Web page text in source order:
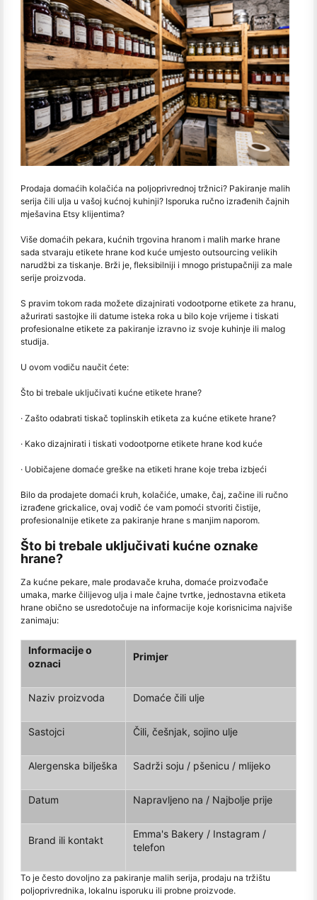
Prodaja domaćih kolačića na poljoprivrednoj tržnici? Pakiranje malih
serija čili ulja u vašoj kućnoj kuhinji? Isporuka ručno izrađenih čajnih
mješavina Etsy klijentima?
Više domaćih pekara, kućnih trgovina hranom i malih marke hrane
sada stvaraju etikete hrane kod kuće umjesto outsourcing velikih
narudžbi za tiskanje. Brži je, fleksibilniji i mnogo pristupačniji za male
serije proizvoda.
S pravim tokom rada možete dizajnirati vodootporne etikete za hranu,
ažurirati sastojke ili datume isteka roka u bilo koje vrijeme i tiskati
profesionalne etikete za pakiranje izravno iz svoje kuhinje ili malog
studija.
U ovom vodiču naučit ćete:
Što bi trebale uključivati kućne etikete hrane?
· Zašto odabrati tiskač toplinskih etiketa za kućne etikete hrane?
· Kako dizajnirati i tiskati vodootporne etikete hrane kod kuće
· Uobičajene domaće greške na etiketi hrane koje treba izbjeći
Bilo da prodajete domaći kruh, kolačiće, umake, čaj, začine ili ručno
izrađene grickalice, ovaj vodič će vam pomoći stvoriti čistije,
profesionalnije etikete za pakiranje hrane s manjim naporom.
Što bi trebale uključivati kućne oznake
hrane?
Za kućne pekare, male prodavače kruha, domaće proizvođače
umaka, marke čilijevog ulja i male čajne tvrtke, jednostavna etiketa
hrane obično se usredotočuje na informacije koje korisnicima najviše
zanimaju:
Informacije o
oznaci
Primjer
Naziv proizvoda Domaće čili ulje
Sastojci Čili, češnjak, sojino ulje
Alergenska bilješka Sadrži soju / pšenicu / mlijeko
Datum Napravljeno na / Najbolje prije
Brand ili kontakt
Emma's Bakery / Instagram /
telefon
To je često dovoljno za pakiranje malih serija, prodaju na tržištu
poljoprivrednika, lokalnu isporuku ili probne proizvode.